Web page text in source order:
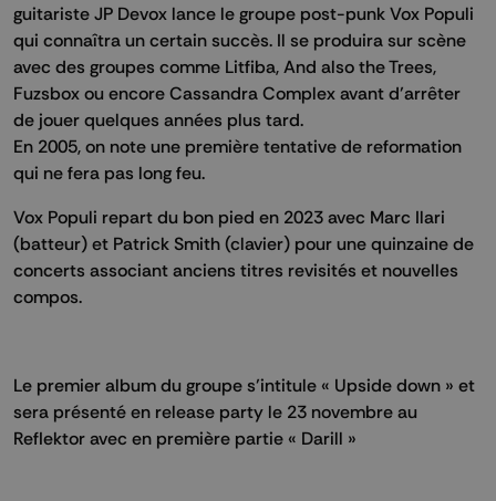
guitariste JP Devox lance le groupe post-punk Vox Populi
qui connaîtra un certain succès. Il se produira sur scène
avec des groupes comme Litfiba, And also the Trees,
Fuzsbox ou encore Cassandra Complex avant d’arrêter
de jouer quelques années plus tard.
En 2005, on note une première tentative de reformation
qui ne fera pas long feu.
Vox Populi repart du bon pied en 2023 avec Marc Ilari
(batteur) et Patrick Smith (clavier) pour une quinzaine de
concerts associant anciens titres revisités et nouvelles
compos.
Le premier album du groupe s’intitule « Upside down » et
sera présenté en release party le 23 novembre au
Reflektor avec en première partie « Darill »